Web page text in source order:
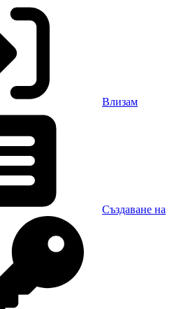
Влизам
Създаване на